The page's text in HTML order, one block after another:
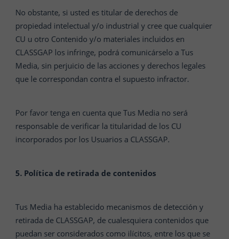
No obstante, si usted es titular de derechos de
propiedad intelectual y/o industrial y cree que cualquier
CU u otro Contenido y/o materiales incluidos en
CLASSGAP los infringe, podrá comunicárselo a Tus
Media, sin perjuicio de las acciones y derechos legales
que le correspondan contra el supuesto infractor.
Por favor tenga en cuenta que Tus Media no será
responsable de verificar la titularidad de los CU
incorporados por los Usuarios a CLASSGAP.
5. Política de retirada de contenidos
Tus Media ha establecido mecanismos de detección y
retirada de CLASSGAP, de cualesquiera contenidos que
puedan ser considerados como ilícitos, entre los que se